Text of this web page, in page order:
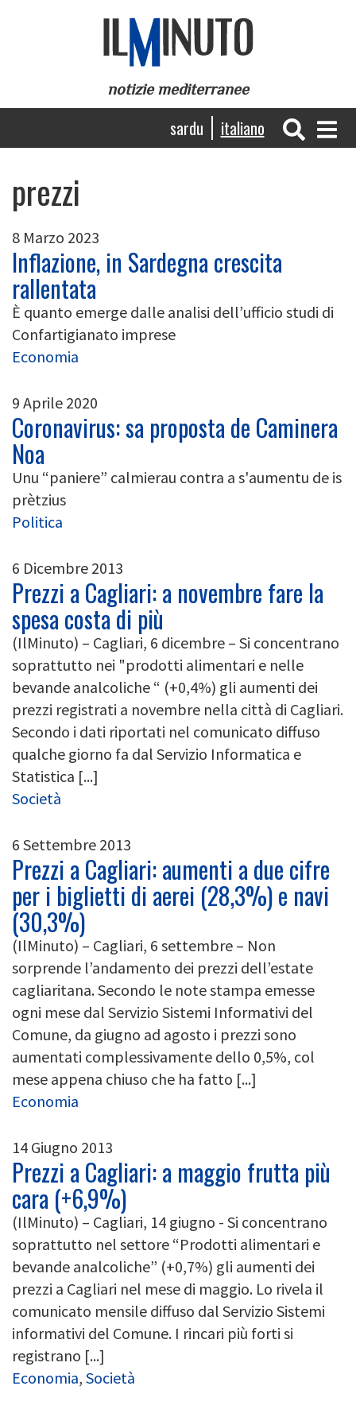
notizie mediterranee
Navigazione
principale
sardu italiano
prezzi
8 Marzo 2023
Inflazione, in Sardegna crescita
rallentata
È quanto emerge dalle analisi dell’ufficio studi di
Confartigianato imprese
Economia
9 Aprile 2020
Coronavirus: sa proposta de Caminera
Noa
Unu “paniere” calmierau contra a s'aumentu de is
prètzius
Politica
6 Dicembre 2013
Prezzi a Cagliari: a novembre fare la
spesa costa di più
(IlMinuto) – Cagliari, 6 dicembre – Si concentrano
soprattutto nei "prodotti alimentari e nelle
bevande analcoliche “ (+0,4%) gli aumenti dei
prezzi registrati a novembre nella città di Cagliari.
Secondo i dati riportati nel comunicato diffuso
qualche giorno fa dal Servizio Informatica e
Statistica [...]
Società
6 Settembre 2013
Prezzi a Cagliari: aumenti a due cifre
per i biglietti di aerei (28,3%) e navi
(30,3%)
(IlMinuto) – Cagliari, 6 settembre – Non
sorprende l’andamento dei prezzi dell’estate
cagliaritana. Secondo le note stampa emesse
ogni mese dal Servizio Sistemi Informativi del
Comune, da giugno ad agosto i prezzi sono
aumentati complessivamente dello 0,5%, col
mese appena chiuso che ha fatto [...]
Economia
14 Giugno 2013
Prezzi a Cagliari: a maggio frutta più
cara (+6,9%)
(IlMinuto) – Cagliari, 14 giugno - Si concentrano
soprattutto nel settore “Prodotti alimentari e
bevande analcoliche” (+0,7%) gli aumenti dei
prezzi a Cagliari nel mese di maggio. Lo rivela il
comunicato mensile diffuso dal Servizio Sistemi
informativi del Comune. I rincari più forti si
registrano [...]
Economia, Società